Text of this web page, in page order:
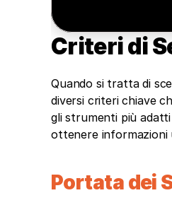
Criteri di
Quando si tratta di
diversi criteri chiave
gli strumenti più
ottenere informazioni
Portata dei